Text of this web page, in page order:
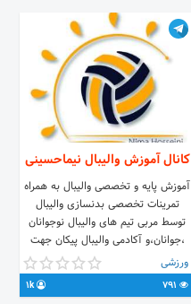
کانال آموزش والیبال نیماحسینی
آموزش پایه و تخصصی والیبال به همراه
تمرینات تخصصی بدنسازی والیبال
توسط مربی تیم های والیبال نوجوانان
،جوانان،و آکادمی والیبال پیکان جهت
هماهنگی با آیدی وشماره زیرتماس
حاصل فرمایید ۰۹۱۲۴۵۴۶۳۰۴
۰۹۱۰۶۴۲۶۷۸۱ @Nimahosseini1
ورزشی
1k